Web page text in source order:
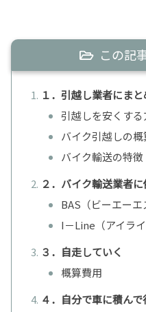
この記
１．引越し業者にま
引越しを安くする
バイク引越しの概
バイク輸送の特徴
２．バイク輸送業者
BAS（ビーエーエ
I－Line（アイライ
３．自走していく
概算費用
４．自分で車に積んで